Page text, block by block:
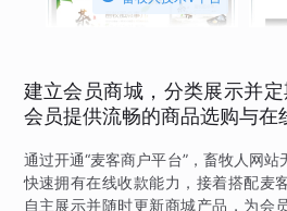
建立会员商城，分类展示并
会员提供流畅的商品选购与在
通过开通“麦客商户平台”，畜牧人网
快速拥有在线收款能力，接着搭配麦
自主展示并随时更新商城产品，为会